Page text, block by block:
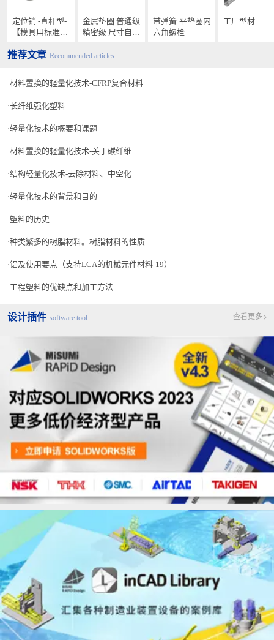
定位销 -直杆型-
【模具用标准零
金属垫圈 普通级
精密级 尺寸自由
带弹簧·平垫圈内
六角螺栓
工厂型材
推荐文章 Recommended articles
材料置换的轻量化技术-CFRP复合材料
长纤维强化塑料
轻量化技术的概要和课题
材料置换的轻量化技术-关于碳纤维
结构轻量化技术-去除材料、中空化
轻量化技术的背景和目的
塑料的历史
种类繁多的树脂材料。树脂材料的性质
铝及使用要点（支持LCA的机械元件材料-19）
工程塑料的优缺点和加工方法
设计插件 software tool 查看更多